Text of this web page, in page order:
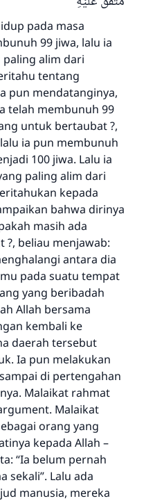
pada masa
99 jiwa, lalu ia
alim dari
tentang
pun mendatanginya,
telah membunuh 99
untuk bertaubat ?,
ia pun membunuh
100 jiwa. Lalu ia
paling alim dari
kepada
bahwa dirinya
masih ada
beliau menjawab:
antara dia
pada suatu tempat
yang beribadah
Allah bersama
kembali ke
daerah tersebut
Ia pun melakukan
di pertengahan
Malaikat rahmat
Malaikat
orang yang
kepada Allah –
“Ia belum pernah
sekali”. Lalu ada
manusia, mereka